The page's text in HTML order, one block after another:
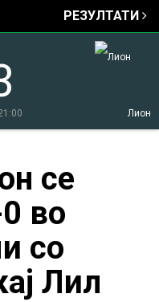
РЕЗУЛТАТИ
Лион
се
во
со
Лил